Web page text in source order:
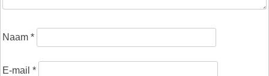
Naam *
E-mail *